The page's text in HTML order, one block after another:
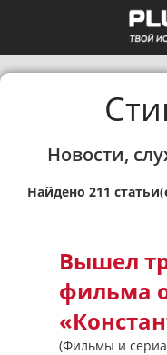
Новости,
Найдено 211
Вышел
фильма
(Фильмы и